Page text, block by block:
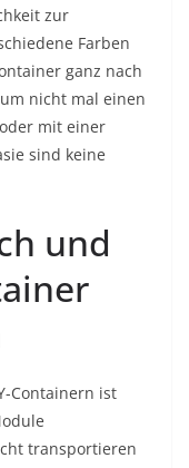
zur
Farben
ganz nach
nicht mal einen
mit einer
sind keine
und
Containern ist
transportieren